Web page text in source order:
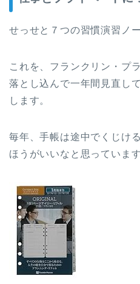
せっせと７つの習慣演習ノ
これを、フランクリン・プ
落とし込んで一年間見直し
します。
毎年、手帳は途中でくじけ
ほうがいいなと思っています